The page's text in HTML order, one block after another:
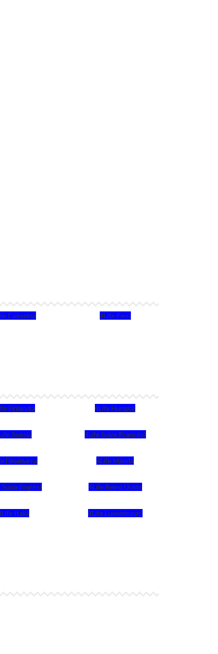
Colombia 4Life Perú
Finlandia 4Life Hungria
Suecia 4Life Suiza (Francés)
Dinamarca 4Life Irlanda
(Inglés) 4Life Reino Unido
Italia 4Life Luxemburgo